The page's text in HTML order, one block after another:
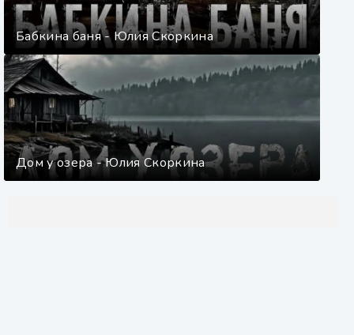
Бабкина баня - Юлия Скоркина
Дом у озера - Юлия Скоркина